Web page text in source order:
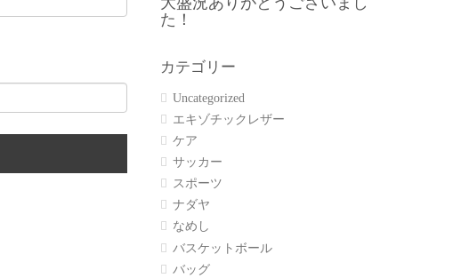
た！
カテゴリー
Uncategorized
エキゾチックレザー
ケア
サッカー
スポーツ
ナダヤ
なめし
バスケットボール
バッグ